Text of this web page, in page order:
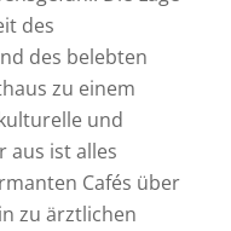
des
des belebten
zu einem
und
aus ist alles
Cafés über
zu ärztlichen